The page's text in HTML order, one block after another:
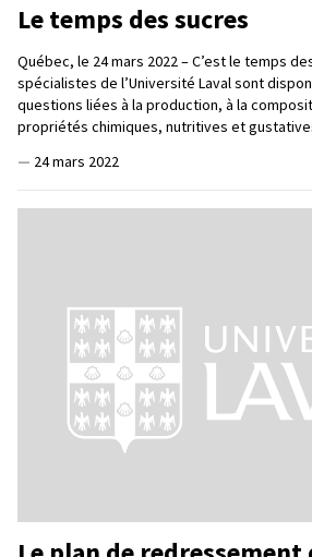
Le temps des sucres
Québec, le 24 mars 2022 – C’est le temps
spécialistes de l’Université Laval sont
questions liées à la production, à la
propriétés chimiques, nutritives et
— 24 mars 2022